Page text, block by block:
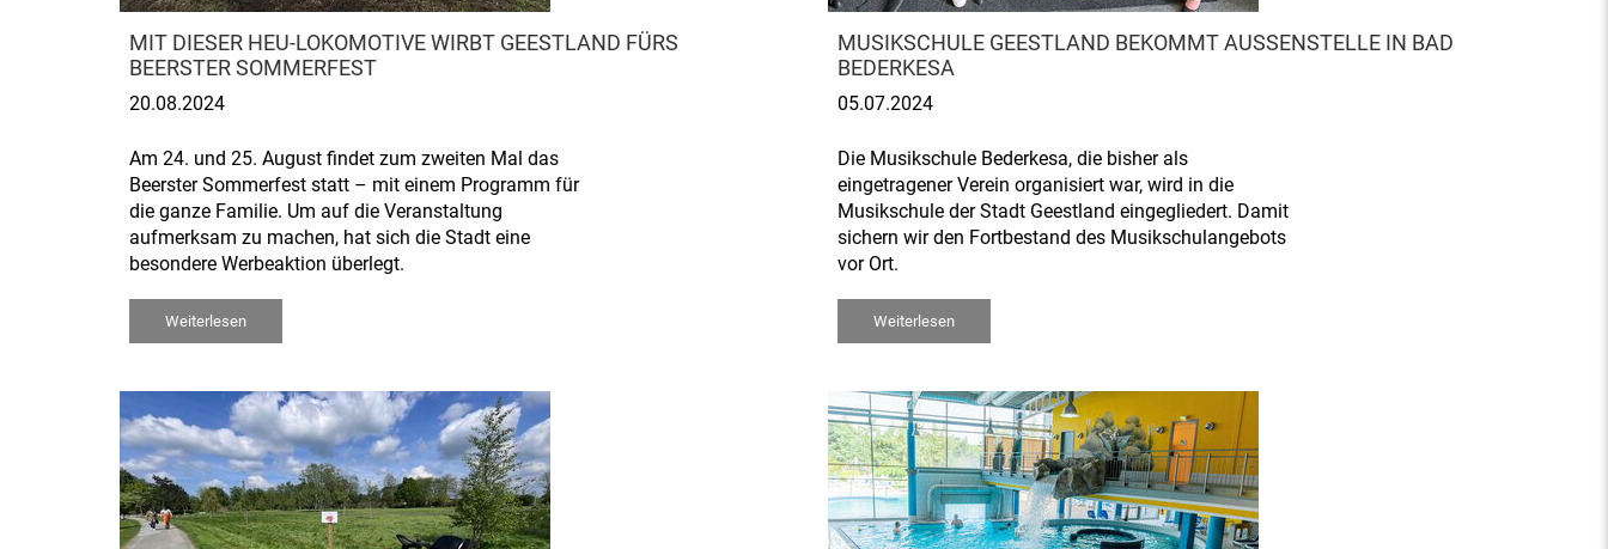
MIT DIESER HEU-LOKOMOTIVE WIRBT GEESTLAND FÜRS
BEERSTER SOMMERFEST
20.08.2024
Am 24. und 25. August findet zum zweiten Mal das
Beerster Sommerfest statt – mit einem Programm für
die ganze Familie. Um auf die Veranstaltung
aufmerksam zu machen, hat sich die Stadt eine
besondere Werbeaktion überlegt.
Weiterlesen
MUSIKSCHULE GEESTLAND BEKOMMT AUSSENSTELLE IN BAD B
EDERKESA
05.07.2024
Die Musikschule Bederkesa, die bisher als
eingetragener Verein organisiert war, wird in die
Musikschule der Stadt Geestland eingegliedert. Damit
sichern wir den Fortbestand des Musikschulangebots
vor Ort.
Weiterlesen